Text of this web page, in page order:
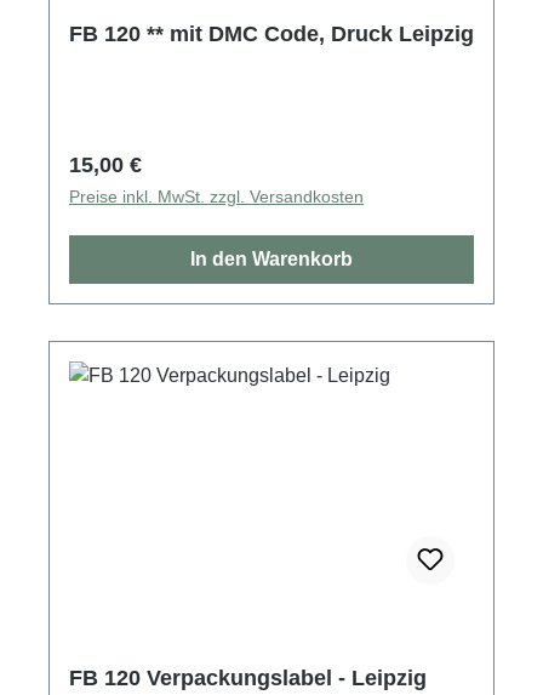
FB 120 ** mit DMC Code, Druck Leipzig
Regulärer Preis:
15,00 €
Preise inkl. MwSt. zzgl. Versandkosten
In den Warenkorb
FB 120 Verpackungslabel - Leipzig